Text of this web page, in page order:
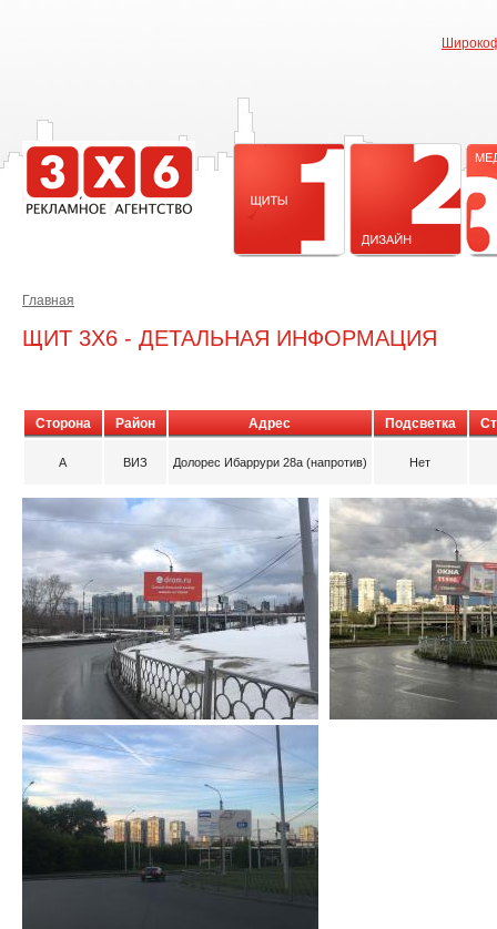
Главная
ЩИТ 3X6 - ДЕТАЛЬНАЯ ИНФОРМАЦИЯ
Сторона Район Адрес Подсветка
A ВИЗ Долорес Ибаррури 28а (напротив) Нет